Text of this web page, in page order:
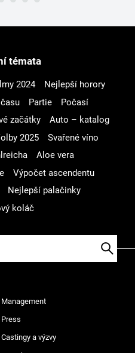
témata
2024
Nejlepší horory
Partie
Počasí
začátky
Auto – katalog
2025
Svařené víno
Aloe vera
Výpočet ascendentu
Nejlepší palačinky
koláč
Management
Press
Castingy a výzvy